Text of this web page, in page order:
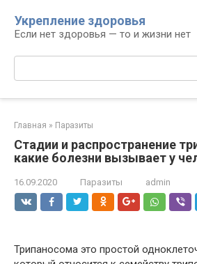
контенту
Укрепление здоровья
Если нет здоровья — то и жизни нет
Поиск:
Главная » Паразиты
Стадии и распространение
какие болезни вызывает у
16.09.2020 Паразиты admin
Трипаносома это простой